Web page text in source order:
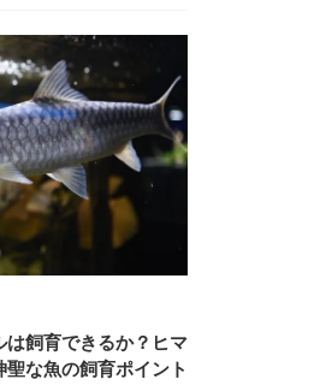
は飼育できるか？ヒマ
な魚の飼育ポイント